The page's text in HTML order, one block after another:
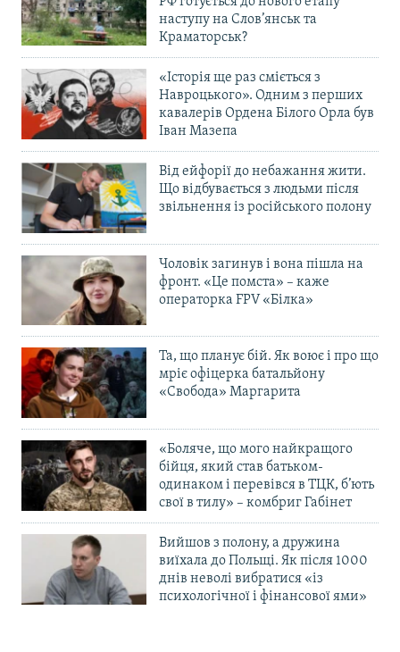
наступу на Слов’янськ та
Краматорськ?
«Історія ще раз сміється з
Навроцького». Одним з перших
кавалерів Ордена Білого Орла був
Іван Мазепа
Від ейфорії до небажання жити.
Що відбувається з людьми після
звільнення із російського полону
Чоловік загинув і вона пішла на
фронт. «Це помста» – каже
операторка FPV «Білка»
Та, що планує бій. Як воює і про що
мріє офіцерка батальйону
«Свобода» Маргарита
«Боляче, що мого найкращого
бійця, який став батьком-
одинаком і перевівся в ТЦК, б’ють
свої в тилу» – комбриг Габінет
Вийшов з полону, а дружина
виїхала до Польщі. Як після 1000
днів неволі вибратися «із
психологічної і фінансової ями»